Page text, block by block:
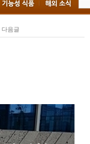
다음글